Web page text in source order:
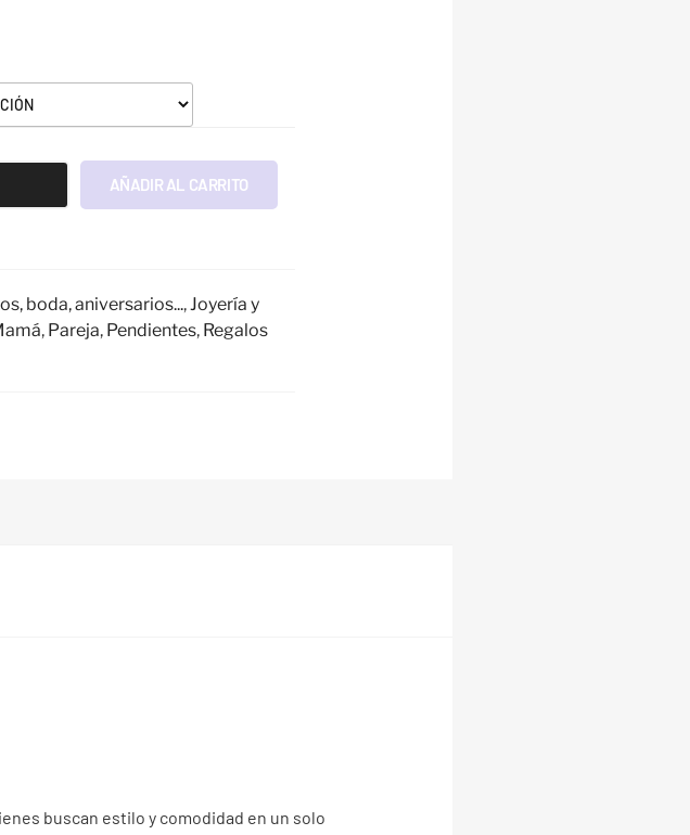
AÑADIR AL CARRITO
boda, aniversarios..., Joyería y
, Pareja, Pendientes, Regalos
buscan estilo y comodidad en un solo